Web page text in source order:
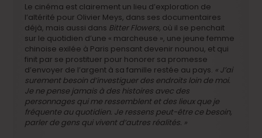
Le cinéma est clairement un lieu d’exploration de
l’altérité pour Olivier Meys, dans ses documentaires
déjà, mais aussi dans Bitter Flowers, où il se penchait
sur le quotidien d’une « marcheuse », une jeune femme
chinoise exilée à Paris pensant devenir nounou, et qui
finit par se prostituer pour honorer sa promesse
d’envoyer de l’argent à sa famille restée au pays. « J’ai
surement besoin d’investiguer des endroits loin de moi.
Je ne pense jamais à des histoires avec des
personnages qui me ressemblent et des lieux que je
fréquente au quotidien. Je ressens peut-être ce besoin,
parler de gens qui vivent d’autres réalités. »